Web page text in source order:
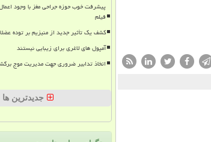
پیشرفت خوب حوزه جراحی مغز با وجود
فیلم
کشف یک تأثیر جدید از منیزیم بر توده
آمپول های لاغری برای زیبایی نیستند
اتخاذ تدابیر ضروری جهت مدیریت موج
جدیدترین ها